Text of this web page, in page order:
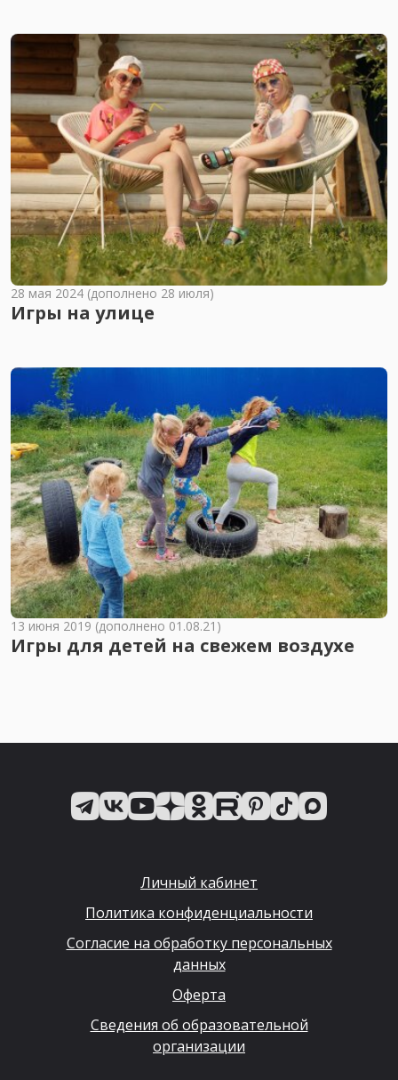
28 мая 2024 (дополнено 28 июля)
Игры на улице
13 июня 2019 (дополнено 01.08.21)
Игры для детей на свежем воздухе
Личный кабинет
Политика конфиденциальности
Согласие на обработку персональных
данных
Оферта
Сведения об образовательной
организации